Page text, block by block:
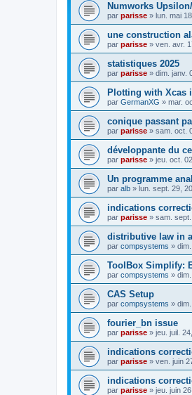
Numworks
par parisse » lun. mai
une construction
par parisse » ven. avr.
statistiques 2025
par parisse » dim. janv.
Plotting with Xcas
par GermanXG » mar.
conique passant
par parisse » sam. oct.
développante du
par parisse » jeu. oct.
Un programme
par alb » lun. sept. 29,
indications
par parisse » sam.
distributive law in
par compsystems »
ToolBox Simplify:
par compsystems »
CAS Setup
par compsystems »
fourier_bn issue
par parisse » jeu. juil.
indications
par parisse » ven. juin
indications
par parisse » jeu. juin